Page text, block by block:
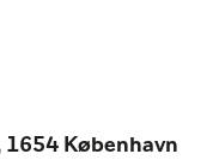
1654 København